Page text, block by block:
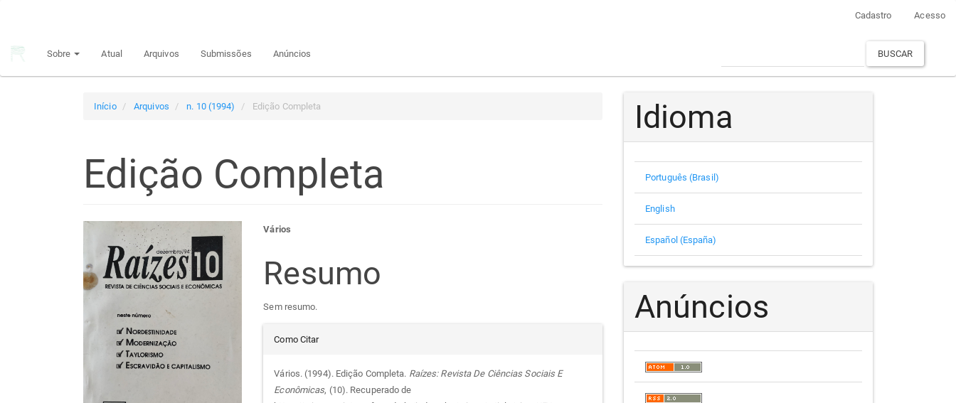
principal
Cadastro Acesso
Sobre Atual Arquivos Submissões Anúncios BUSCAR
Início Arquivos n. 10 (1994) Edição Completa
Edição Completa
Barra
lateral
de
artigos
Conteúdo
do
artigo
principal
Vários
Resumo
Sem resumo.
Detalhes
do
Como Citar
Vários. (1994). Edição Completa. Raízes: Revista De Ciências Sociais E
Econômicas, (10). Recuperado de
Idioma
Português (Brasil)
English
Español (España)
Anúncios